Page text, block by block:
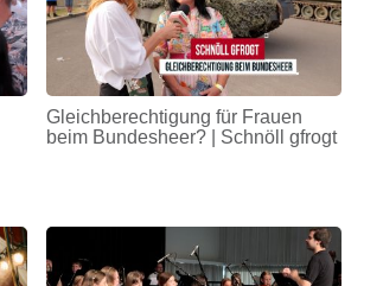
Gleichberechtigung für Frauen
beim Bundesheer? | Schnöll gfrogt